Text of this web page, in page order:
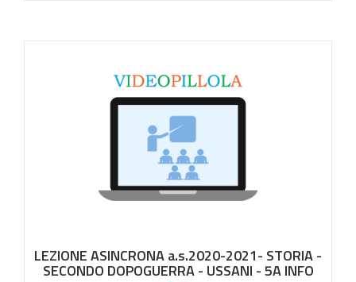
LEZIONE ASINCRONA a.s.2020-2021- STORIA -
SECONDO DOPOGUERRA - USSANI - 5A INFO